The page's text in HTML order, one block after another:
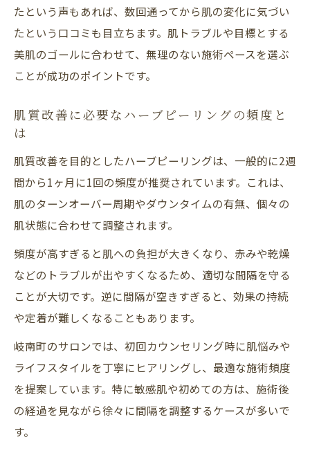
たという声もあれば、数回通ってから肌の変化に気づい
たという口コミも目立ちます。肌トラブルや目標とする
美肌のゴールに合わせて、無理のない施術ペースを選ぶ
ことが成功のポイントです。
肌質改善に必要なハーブピーリングの頻度と
は
肌質改善を目的としたハーブピーリングは、一般的に2週
間から1ヶ月に1回の頻度が推奨されています。これは、
肌のターンオーバー周期やダウンタイムの有無、個々の
肌状態に合わせて調整されます。
頻度が高すぎると肌への負担が大きくなり、赤みや乾燥
などのトラブルが出やすくなるため、適切な間隔を守る
ことが大切です。逆に間隔が空きすぎると、効果の持続
や定着が難しくなることもあります。
岐南町のサロンでは、初回カウンセリング時に肌悩みや
ライフスタイルを丁寧にヒアリングし、最適な施術頻度
を提案しています。特に敏感肌や初めての方は、施術後
の経過を見ながら徐々に間隔を調整するケースが多いで
す。